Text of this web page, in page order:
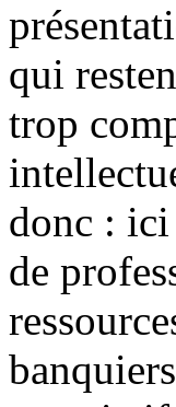
qui
trop
donc : ici
de